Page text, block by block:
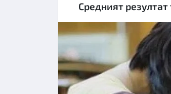
Средният